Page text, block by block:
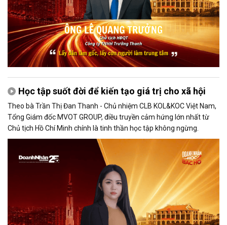
Học tập suốt đời để kiến tạo giá trị cho xã hội
Theo bà Trần Thị Đan Thanh - Chủ nhiệm CLB KOL&KOC Việt Nam,
Tổng Giám đốc MVOT GROUP, điều truyền cảm hứng lớn nhất từ
Chủ tịch Hồ Chí Minh chính là tinh thần học tập không ngừng.